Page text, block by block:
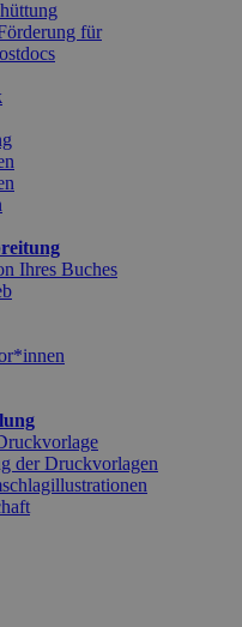
für
Ihres Buches
der Druckvorlagen